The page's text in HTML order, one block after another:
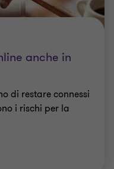
anche in
di restare connessi
i rischi per la